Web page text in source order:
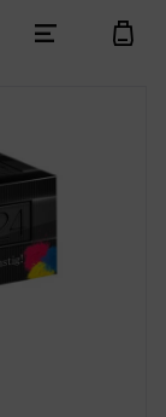
menu cart